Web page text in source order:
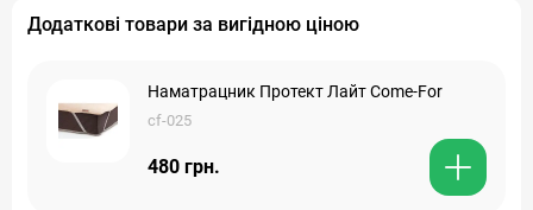
Додаткові товари за вигідною ціною
Наматрацник Протект Лайт Come-For
cf-025
480 грн.